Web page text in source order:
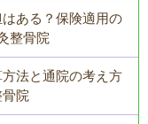
ある？保険適用の
整骨院
法と通院の考え方
院